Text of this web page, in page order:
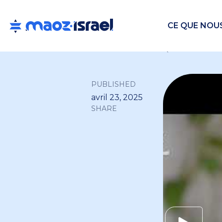
CE QUE
PUBLISHED
avril 23, 2025
SHARE